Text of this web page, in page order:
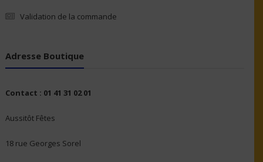
Validation de la commande
Adresse Boutique
Contact : 01 41 31 02 01
Aussitôt Fêtes
18 rue Georges Sorel